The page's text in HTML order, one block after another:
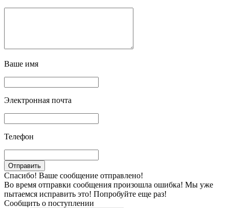
Ваше имя
Электронная почта
Телефон
Спасибо! Ваше сообщение отправлено!
Во время отправки сообщения произошла ошибка! Мы уже
пытаемся исправить это! Попробуйте еще раз!
Сообщить о поступлении